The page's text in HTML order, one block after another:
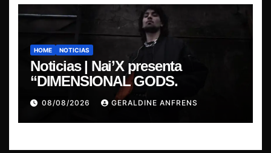
HOME NOTICIAS
Noticias | Nai’X presenta
“DIMENSIONAL GODS.
08/08/2026 GERALDINE ANFRENS